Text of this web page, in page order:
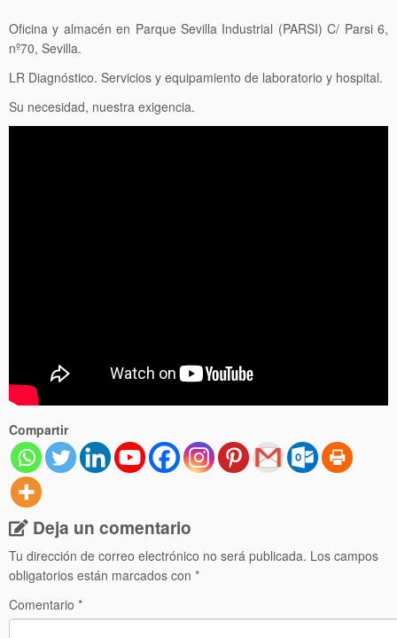
Oficina y almacén en Parque Sevilla Industrial (PARSI) C/ Parsi 6,
nº70, Sevilla.
LR Diagnóstico. Servicios y equipamiento de laboratorio y hospital.
Su necesidad, nuestra exigencia.
Compartir
Deja un comentario
Tu dirección de correo electrónico no será publicada. Los campos
obligatorios están marcados con *
Comentario *